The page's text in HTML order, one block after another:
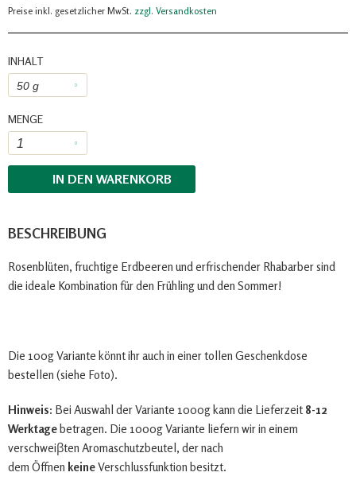
Preise inkl. gesetzlicher MwSt. zzgl. Versandkosten
INHALT
MENGE
IN DEN WARENKORB
BESCHREIBUNG
Rosenblüten, fruchtige Erdbeeren und erfrischender Rhabarber sind
die ideale Kombination für den Frühling und den Sommer!
Die 100g Variante könnt ihr auch in einer tollen Geschenkdose
bestellen (siehe Foto).
Hinweis: Bei Auswahl der Variante 1000g kann die Lieferzeit 8-12
Werktagebetragen. Die 1000g Variante liefern wir in einem
verschweiβten Aromaschutzbeutel, der nach
dem Öffnen keineVerschlussfunktion besitzt.